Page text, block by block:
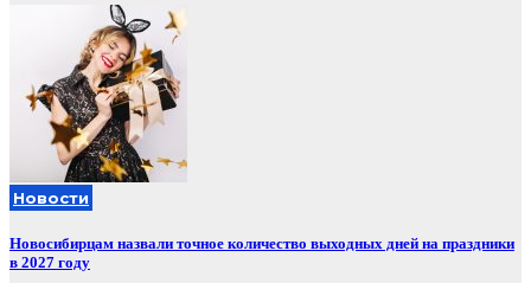
Новости
Новосибирцам назвали точное количество выходных дней на праздники
в 2027 году